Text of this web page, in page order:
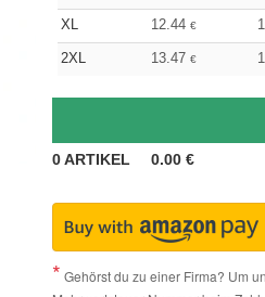
XL 12.44 €
2XL 13.47 €
0ARTIKEL 0.00 €
Gehörst du zu einer Firma? Um